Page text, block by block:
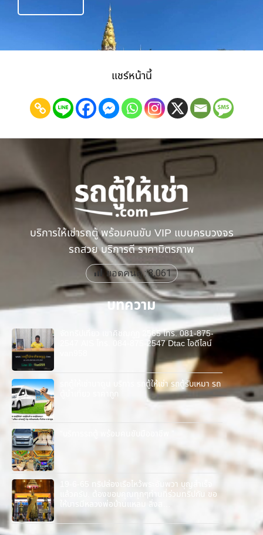
แชร์หน้านี้
บริการให้เช่ารถตู้ พร้อมคนขับ VIP แบบครบวงจร
รถสวย บริการดี ราคามิตรภาพ
ยอดคนดู : 3,061
บทความ
จัดทริปเที่ยว เขาคิชฌกูฏ 2565 โทร. 081-875-
2547 AIS โทร. 084-875-2547 Dtac ไอดีไลน์
รถตู้ให้เช่านาดูน บริการ รถตู้ให้เช่า รถตู้รับเหมา รถ
19-6-65 ทริปล่องเรือไหว้พระอัมพวา บุญสำเร็จ
แล้วครับ. ต้องขอบคุณทุกๆท่านที่ร่วมทริปกัน ขอ
ให้บารมีหลวงพ่อบ้านแหลม สิ่งส…